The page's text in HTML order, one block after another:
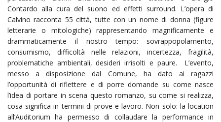
Contardo alla cura del suono ed effetti surround. L’opera di
Calvino racconta 55 città, tutte con un nome di donna (figure
letterarie o mitologiche) rappresentando magnificamente e
drammaticamente il nostro tempo: sovrappopolamento,
consumismo, difficoltà nelle relazioni, incertezza, fragilità,
problematiche ambientali, desideri irrisolti e paure. L’evento,
messo a disposizione dal Comune, ha dato ai ragazzi
l’opportunità di riflettere e di porre domande su come nasce
l’idea di portare in scena questo romanzo, su come si realizza,
cosa significa in termini di prove e lavoro. Non solo: la location
all’Auditorium ha permesso di collaudare la performance in